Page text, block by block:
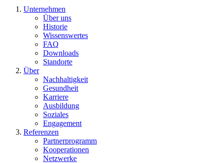
Unternehmen
Über uns
Historie
Wissenswertes
FAQ
Downloads
Standorte
Über
Nachhaltigkeit
Gesundheit
Karriere
Ausbildung
Soziales
Engagement
Referenzen
Partnerprogramm
Kooperationen
Netzwerke